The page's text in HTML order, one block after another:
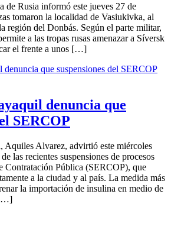
de Rusia informó este jueves 27 de
tomaron la localidad de Vasiukivka, al
región del Donbás. Según el parte militar,
a las tropas rusas amenazar a Síversk
el frente a unos […]
denuncia que
SERCOP
Aquiles Alvarez, advirtió este miércoles
las recientes suspensiones de procesos
Contratación Pública (SERCOP), que
a la ciudad y al país. La medida más
la importación de insulina en medio de
[…]